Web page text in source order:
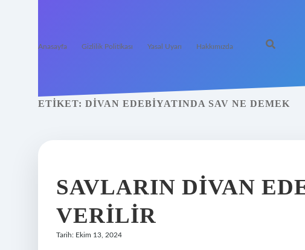
Anasayfa Gizlilik Politikası Yasal Uyarı Hakkımızda
ETIKET: DIVAN EDEBIYATINDA SAV NE DEMEK
SAVLARIN DIVAN
VERILIR
Tarih: Ekim 13, 2024